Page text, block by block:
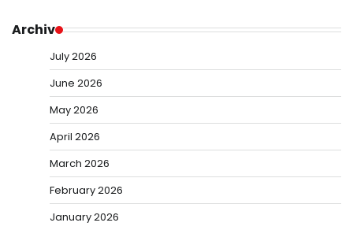
Archiv
July 2026
June 2026
May 2026
April 2026
March 2026
February 2026
January 2026